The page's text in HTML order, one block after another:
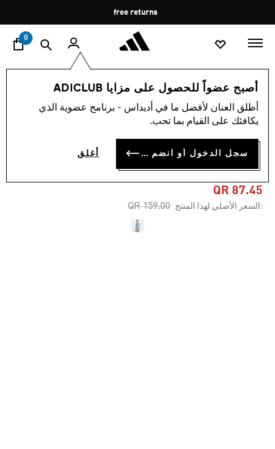
Pause
promotion
rotation
free returns
0
أصبح عضواً للحصول على مزايا ADICLUB
أطلق العنان لأفضل ما في أديداس - برنامج عضوية الذي
يكافئك على القيام بما تحب.
سجل الدخول أو انضم الآن أغلق
النساء الملابس
-45%
5.0 (3)
رداء سباحة بأشرطة رفيعة
وظهر على شكل حرف V
QR 87.45
:السعر الأصلي لهذا المنتج Price reduced from
QR 159.00
to